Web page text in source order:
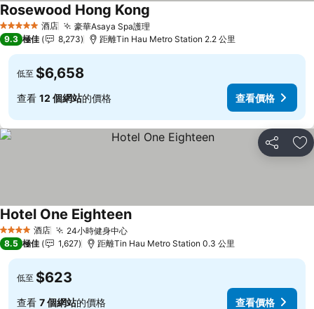
5 星級 酒店 豪華Asaya Spa護理
Rosewood Hong Kong
9.3 極佳 8,273 距離Tin Hau Metro Station 2.2 公里
低至 $6,658
查看 12 個網站的價格 查看價格
分享 放
4 星級 酒店 24小時健身中心
Hotel One Eighteen
8.5 極佳 1,627 距離Tin Hau Metro Station 0.3 公里
低至 $623
查看 7 個網站的價格 查看價格